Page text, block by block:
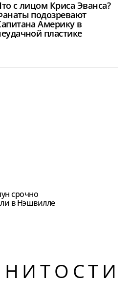
с лицом Криса Эванса?
подозревают
Америку в
пластике
срочно
в Нэшвилле